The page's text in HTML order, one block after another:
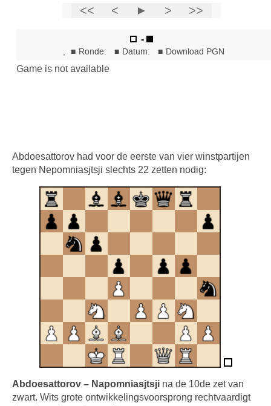
Abdoesattorov had voor de eerste van vier winstpartijen
tegen Nepomniasjtsji slechts 22 zetten nodig:
Abdoesattorov – Napomniasjtsji na de 10de zet van
zwart. Wits grote ontwikkelingsvoorsprong rechtvaardigt